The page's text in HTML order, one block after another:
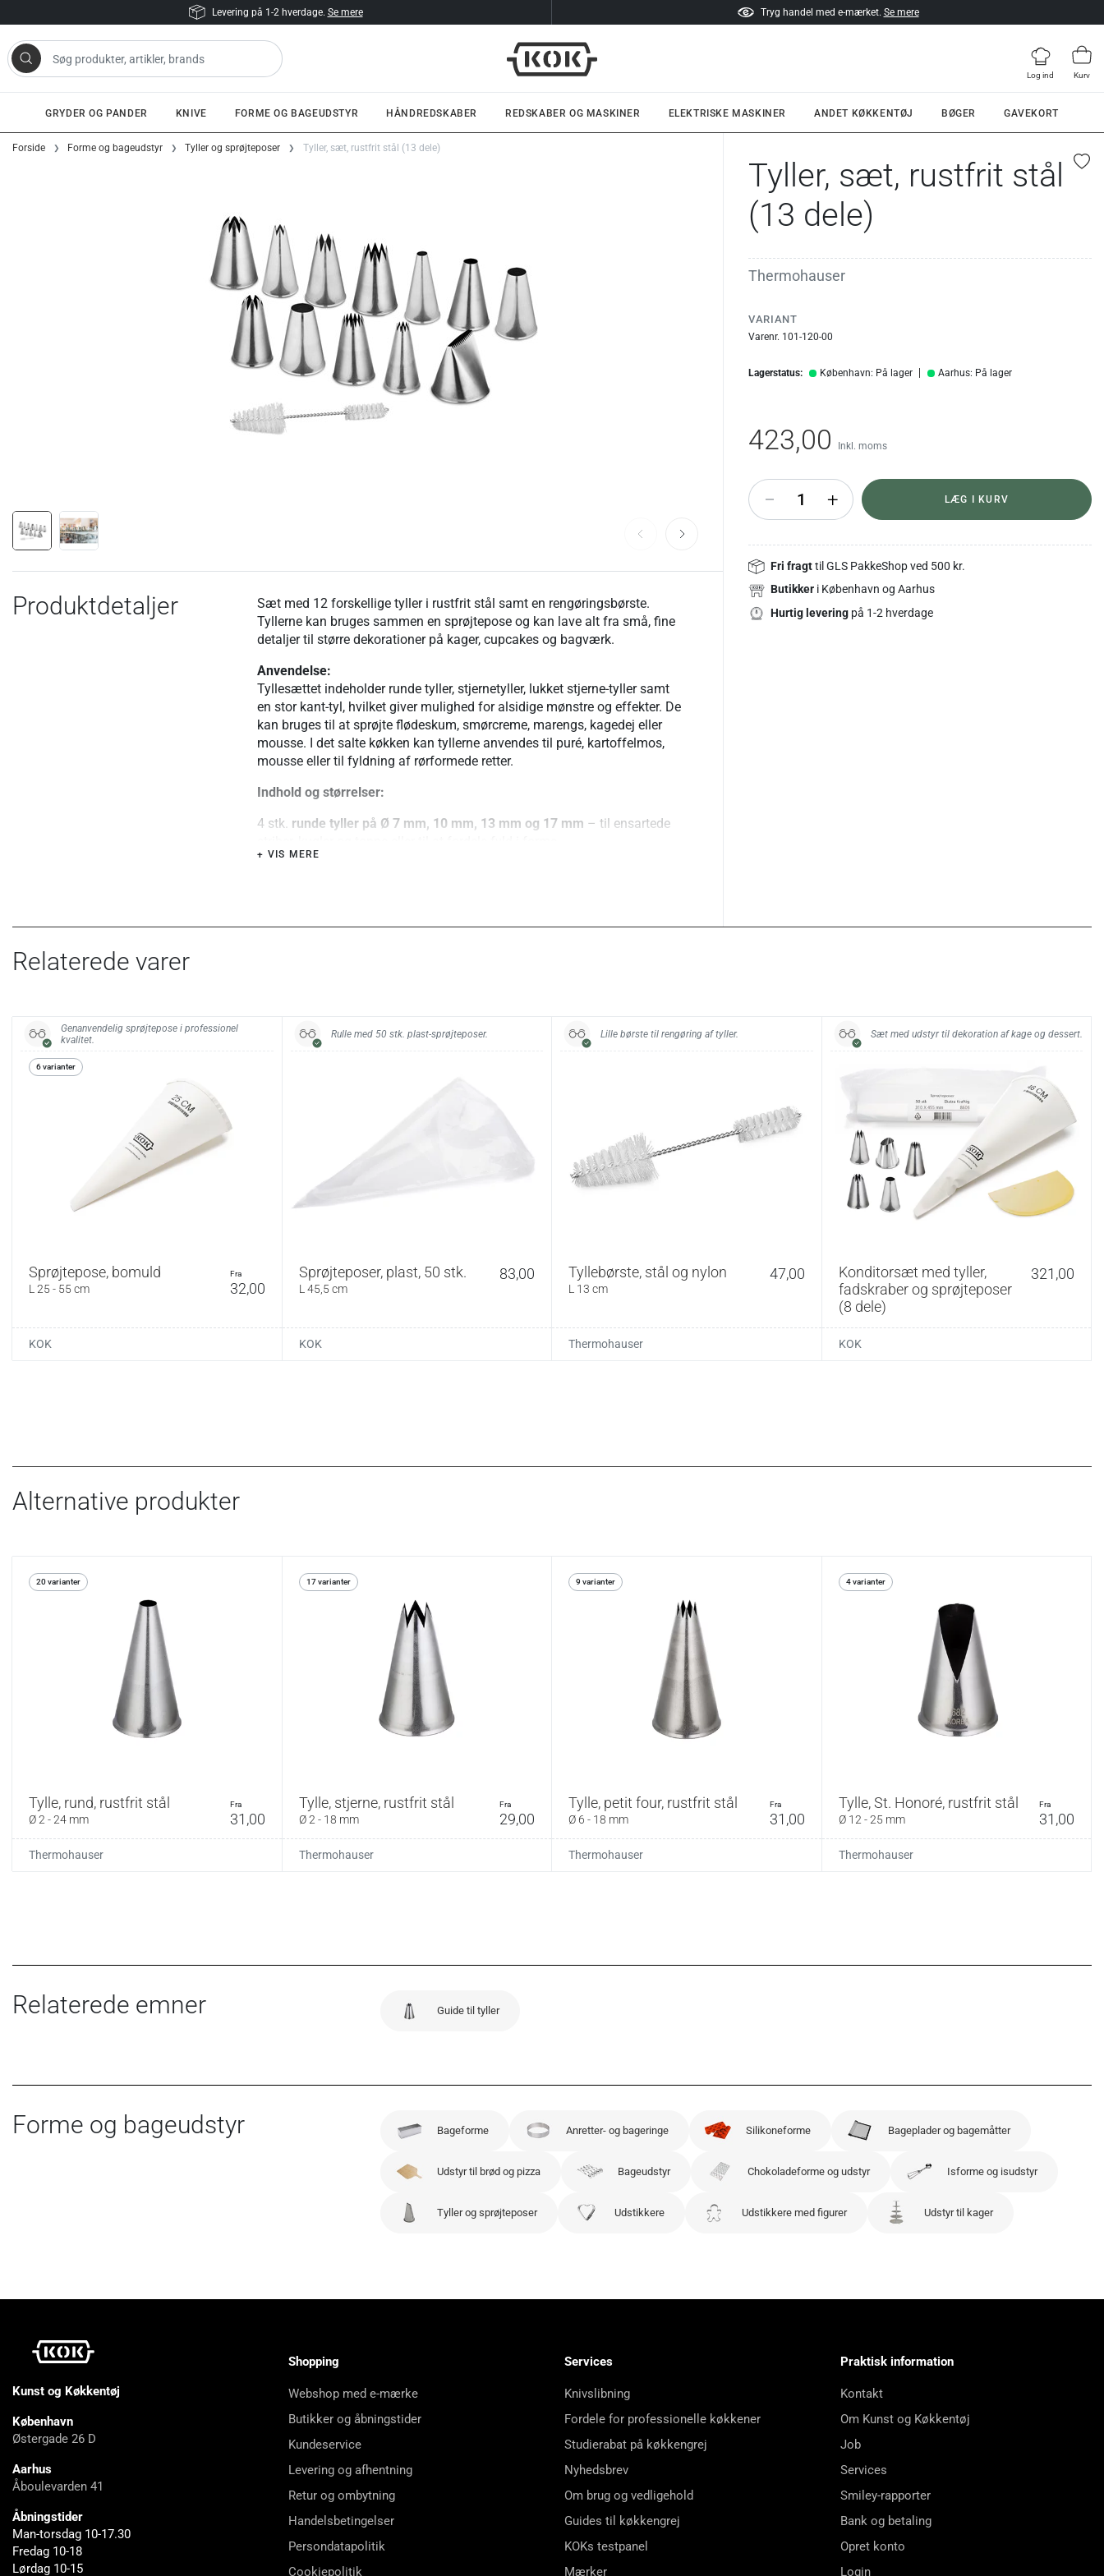
Gå til indhold
Levering på 1-2 hverdage. Se mere Tryg handel med e-mærket. Se mere
artikler, brands
Log ind Kurv
GRYDER OG PANDER KNIVE FORME OG BAGEUDSTYR HÅNDREDSKABER REDSKABER OG MASKINER ELEKTRISKE MASKINER ANDET KØKKENTØJ BØGER GAVEKORT
Forside Forme og bageudstyr Tyller og sprøjteposer Tyller, sæt, rustfrit stål (13 dele)
Tyller, sæt, rustfrit stål
(13 dele)
Thermohauser
VARIANT
Varenr. 101-120-00
Lagerstatus: København: På lager Aarhus: På lager
423,00 Inkl. moms
+ LÆG I KURV
Fri fragttil GLS PakkeShop ved 500 kr.
Butikker i København og Aarhus
Hurtig levering på 1-2 hverdage
Produktdetaljer
Sæt med 12 forskellige tyller i rustfrit stål samt en rengøringsbørste.
Tyllerne kan bruges sammen en sprøjtepose og kan lave alt fra små, fine
detaljer til større dekorationer på kager, cupcakes og bagværk.
Anvendelse:
Tyllesættet indeholder runde tyller, stjernetyller, lukket stjerne-tyller samt
en stor kant-tyl, hvilket giver mulighed for alsidige mønstre og effekter. De
kan bruges til at sprøjte flødeskum, smørcreme, marengs, kagedej eller
mousse. I det salte køkken kan tyllerne anvendes til puré, kartoffelmos,
mousse eller til fyldning af rørformede retter.
Indhold og størrelser:
4 stk. runde tyller på Ø 7 mm, 10 mm, 13 mm og 17 mm – til ensartede
bliver glat udad).
små toppe, mens de større tyller egner sig til store rosetter, hurtig fyldning
Rustfrit stål, nylonbørster, plastikhåndtag på børste.
+ VIS MERE
Relaterede varer
Genanvendelig sprøjtepose i professionel
kvalitet.
6 varianter
Sprøjtepose, bomuld
L 25 - 55 cm
fra
32,00
KOK
Rulle med 50 stk. plast-sprøjteposer.
Sprøjteposer, plast, 50 stk.
L 45,5 cm
83,00
KOK
Lille børste til rengøring af tyller.
Tyllebørste, stål og nylon
L 13 cm
47,00
Thermohauser
Sæt med udstyr til dekoration af kage og dessert.
Konditorsæt med tyller,
fadskraber og sprøjteposer
(8 dele)
321,00
KOK
Alternative produkter
20 varianter
Tylle, rund, rustfrit stål
Ø 2 - 24 mm
fra
31,00
Thermohauser
17 varianter
Tylle, stjerne, rustfrit stål
Ø 2 - 18 mm
fra
29,00
Thermohauser
9 varianter
Tylle, petit four, rustfrit stål
Ø 6 - 18 mm
fra
31,00
Thermohauser
4 varianter
Tylle, St. Honoré, rustfrit stål
Ø 12 - 25 mm
fra
31,00
Thermohauser
Relaterede emner Guide til tyller
Forme og bageudstyr Bageforme Anretter- og bageringe Silikoneforme Bageplader og bagemåtter
Udstyr til brød og pizza Bageudstyr Chokoladeforme og udstyr Isforme og isudstyr
Tyller og sprøjteposer Udstikkere Udstikkere med figurer Udstyr til kager
Kunst og Køkkentøj
København
Østergade 26 D
Aarhus
Åboulevarden 41
Åbningstider
Man-torsdag 10-17.30
Fredag 10-18
Lørdag 10-15
Shopping
Webshop med e-mærke
Butikker og åbningstider
Kundeservice
Levering og afhentning
Retur og ombytning
Handelsbetingelser
Persondatapolitik
Cookiepolitik
Services
Knivslibning
Fordele for professionelle køkkener
Studierabat på køkkengrej
Nyhedsbrev
Om brug og vedligehold
Guides til køkkengrej
KOKs testpanel
Mærker
Praktisk information
Kontakt
Om Kunst og Køkkentøj
Job
Services
Smiley-rapporter
Bank og betaling
Opret konto
Login